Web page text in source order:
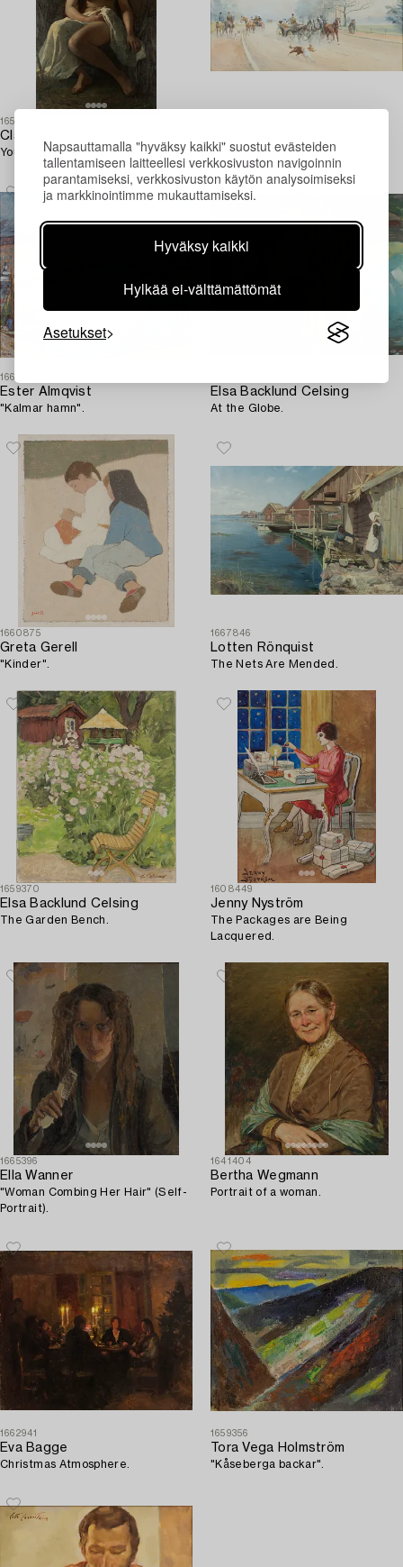
Napsauttamalla "hyväksy kaikki" suostut evästeiden
tallentamiseen laitteellesi verkkosivuston navigoinnin
parantamiseksi, verkkosivuston käytön analysoimiseksi
ja markkinointimme mukauttamiseksi.
Hyväksy kaikki
Hylkää ei-välttämättömät
Asetukset
1652222
Clara Löfgren
Young Woman. "Bois de Bologne".
1667342
Ester Almqvist
"Kalmar hamn".
Elsa Backlund Celsing
At the Globe.
1660875
Greta Gerell
"Kinder".
1667846
Lotten Rönquist
The Nets Are Mended.
1659370
Elsa Backlund Celsing
The Garden Bench.
1608449
Jenny Nyström
The Packages are Being
Lacquered.
1665396
Ella Wanner
"Woman Combing Her Hair" (Self-
Portrait).
1641404
Bertha Wegmann
Portrait of a woman.
1662941
Eva Bagge
Christmas Atmosphere.
1659356
Tora Vega Holmström
"Kåseberga backar".